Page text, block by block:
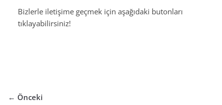
Bizlerle iletişime geçmek için aşağıdaki butonları
tıklayabilirsiniz!
← Önceki